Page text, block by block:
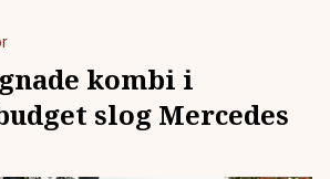
kombi i
slog Mercedes